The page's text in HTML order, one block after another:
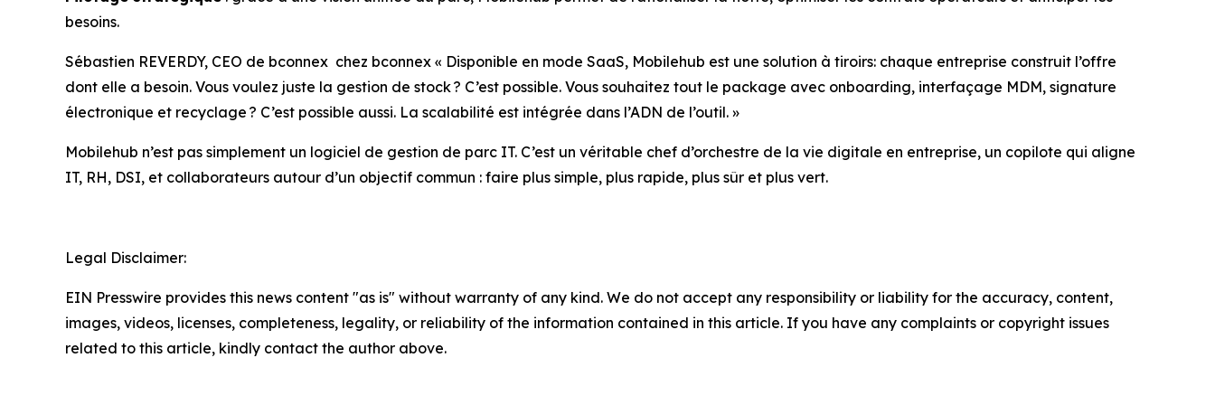
besoins.
Sébastien REVERDY, CEO de bconnex chez bconnex « Disponible en mode SaaS, Mobilehub est une solution à tiroirs: chaque entreprise construit l’offre
dont elle a besoin. Vous voulez juste la gestion de stock ? C’est possible. Vous souhaitez tout le package avec onboarding, interfaçage MDM, signature
électronique et recyclage ? C’est possible aussi. La scalabilité est intégrée dans l’ADN de l’outil. »
Mobilehub n’est pas simplement un logiciel de gestion de parc IT. C’est un véritable chef d’orchestre de la vie digitale en entreprise, un copilote qui aligne
IT, RH, DSI, et collaborateurs autour d’un objectif commun : faire plus simple, plus rapide, plus sûr et plus vert.
Legal Disclaimer:
EIN Presswire provides this news content "as is" without warranty of any kind. We do not accept any responsibility or liability for the accuracy, content,
images, videos, licenses, completeness, legality, or reliability of the information contained in this article. If you have any complaints or copyright issues
related to this article, kindly contact the author above.